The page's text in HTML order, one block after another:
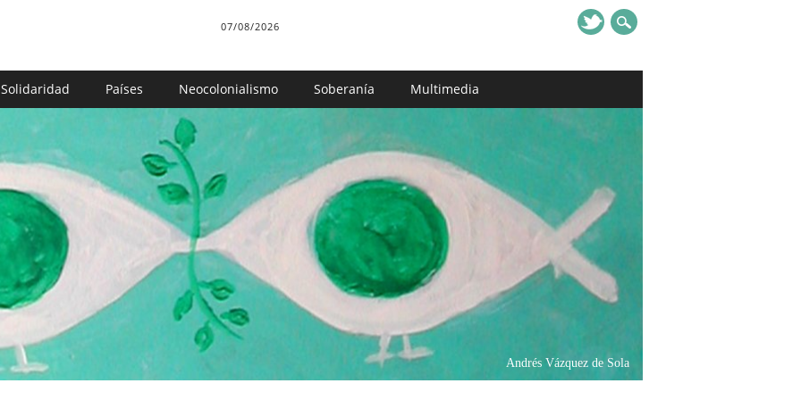
07/08/2026
Solidaridad Países Neocolonialismo Soberanía Multimedia
Andrés Vázquez de Sola